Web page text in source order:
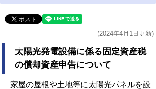
(2024年4月1日更新)
太陽光発電設備に係る固定資産税
の償却資産申告について
家屋の屋根や土地等に太陽光パネルを設